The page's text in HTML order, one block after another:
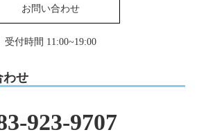
お問い合わせ
受付時間 11:00~19:00
わせ
923-9707